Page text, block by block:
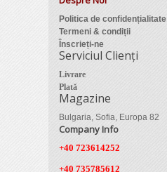
Politica de confidențialitate
Termeni & condiții
Înscrieți-ne
Serviciul Clienți
Livrare
Plată
Magazine
Bulgaria, Sofia, Europa 82
Company Info
+40 723614252
+40 735785612